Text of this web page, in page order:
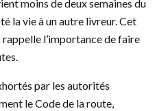
moins de deux semaines du
la vie à un autre livreur. Cet
l’importance de faire
par les autorités
le Code de la route,